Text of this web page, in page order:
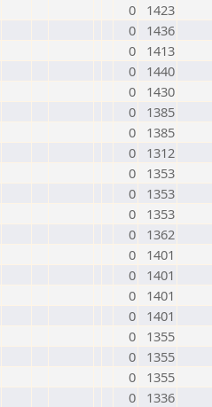
0
1423
0
1436
0
1413
0
1440
0
1430
0
1385
0
1385
0
1312
0
1353
0
1353
0
1353
0
1362
0
1401
0
1401
0
1401
0
1401
0
1355
0
1355
0
1355
0
1336